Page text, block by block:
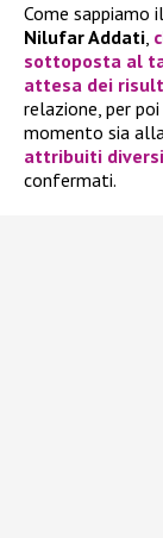
Come sappiamo
Nilufar Addati,
sottoposta al
attesa dei
relazione, per
momento sia
attribuiti
confermati.